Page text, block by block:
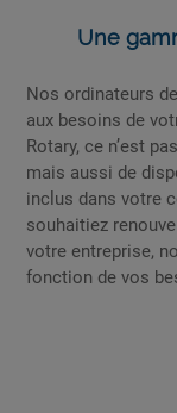
Une
Nos ordinateurs
aux besoins de
Rotary, ce n’est
mais aussi de
inclus dans votre
souhaitiez
votre entreprise,
fonction de vos